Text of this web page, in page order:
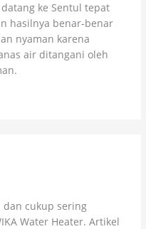
ke Sentul tepat
hasilnya benar-benar
nyaman karena
air ditangani oleh
dan cukup sering
Water Heater. Artikel